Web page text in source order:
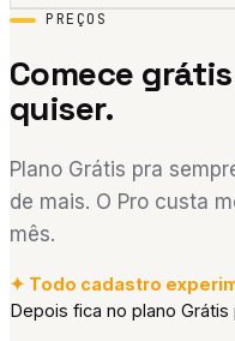
PREÇOS
Comece
quiser.
Plano Grátis pra
de mais. O Pro custa
mês.
✦ Todo cadastro
Depois fica no plano